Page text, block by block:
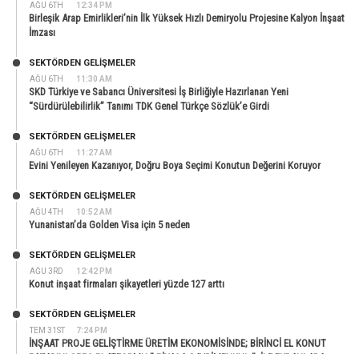
AĞU 6TH 12:34 PM
Birleşik Arap Emirlikleri’nin İlk Yüksek Hızlı Demiryolu Projesine Kalyon İnşaat
İmzası
AĞU 6TH 11:30 AM
SEKTÖRDEN GELIŞMELER
SKD Türkiye ve Sabancı Üniversitesi İş Birliğiyle Hazırlanan Yeni
“Sürdürülebilirlik” Tanımı TDK Genel Türkçe Sözlük’e Girdi
AĞU 6TH 11:27 AM
SEKTÖRDEN GELIŞMELER
Evini Yenileyen Kazanıyor, Doğru Boya Seçimi Konutun Değerini Koruyor
AĞU 4TH 10:52 AM
SEKTÖRDEN GELIŞMELER
Yunanistan’da Golden Visa için 5 neden
AĞU 3RD 12:42 PM
SEKTÖRDEN GELIŞMELER
Konut inşaat firmaları şikayetleri yüzde 127 arttı
TEM 31ST 7:24 PM
SEKTÖRDEN GELIŞMELER
İNŞAAT PROJE GELİŞTİRME ÜRETİM EKONOMİSİNDE; BİRİNCİ EL KONUT